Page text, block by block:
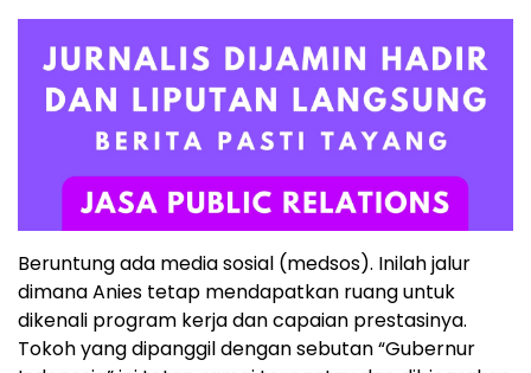
Beruntung ada media sosial (medsos). Inilah jalur
dimana Anies tetap mendapatkan ruang untuk
dikenali program kerja dan capaian prestasinya.
Tokoh yang dipanggil dengan sebutan “Gubernur